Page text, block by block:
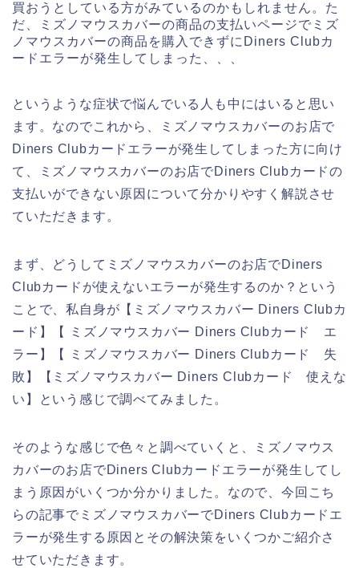
買おうとしている方がみているのかもしれません。た
だ、ミズノマウスカバーの商品の支払いページでミズ
ノマウスカバーの商品を購入できずにDiners Clubカ
ードエラーが発生してしまった、、、
というような症状で悩んでいる人も中にはいると思い
ます。なのでこれから、ミズノマウスカバーのお店で
Diners Clubカードエラーが発生してしまった方に向け
て、ミズノマウスカバーのお店でDiners Clubカードの
支払いができない原因について分かりやすく解説させ
ていただきます。
まず、どうしてミズノマウスカバーのお店でDiners
Clubカードが使えないエラーが発生するのか？という
ことで、私自身が【ミズノマウスカバー Diners Clubカ
ード】【 ミズノマウスカバー Diners Clubカード エ
ラー】【 ミズノマウスカバー Diners Clubカード 失
敗】【ミズノマウスカバー Diners Clubカード 使えな
い】という感じで調べてみました。
そのような感じで色々と調べていくと、ミズノマウス
カバーのお店でDiners Clubカードエラーが発生してし
まう原因がいくつか分かりました。なので、今回こち
らの記事でミズノマウスカバーでDiners Clubカードエ
ラーが発生する原因とその解決策をいくつかご紹介さ
せていただきます。